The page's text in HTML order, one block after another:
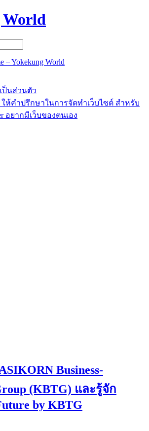
World
– Yokekung World
ป็นส่วนตัว
ห้คำปรึกษาในการจัดทำเว็บไซต์ สำหรับ
อยากมีเว็บของตนเอง
Business-
(KBTG) และรู้จัก
by KBTG